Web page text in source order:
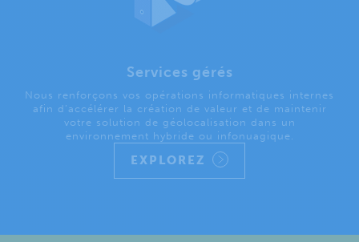
Services gérés
Nous renforçons vos opérations informatiques internes
afin d’accélérer la création de valeur et de maintenir
votre solution de géolocalisation dans un
environnement hybride ou infonuagique.
EXPLOREZ